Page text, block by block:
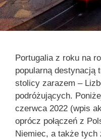
Portugalia z roku na
popularną destynacją
stolicy zarazem –
podróżujących.
czerwca 2022 (wpis
oprócz połączeń z
Niemiec, a także tych